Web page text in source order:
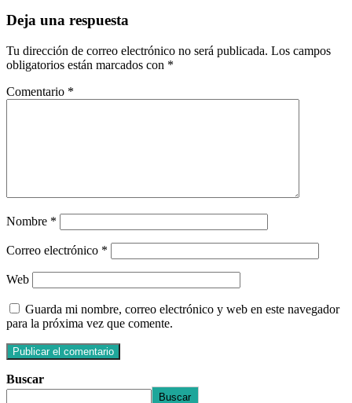
Deja una respuesta
Tu dirección de correo electrónico no será publicada. Los campos
obligatorios están marcados con *
Comentario *
Nombre *
Correo electrónico *
Web
Guarda mi nombre, correo electrónico y web en este navegador
para la próxima vez que comente.
Buscar
Buscar